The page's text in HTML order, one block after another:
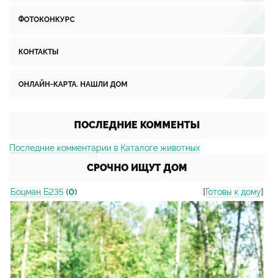
ФОТОКОНКУРС
КОНТАКТЫ
ОНЛАЙН-КАРТА. НАШЛИ ДОМ
ПОСЛЕДНИЕ КОММЕНТЫ
Последние комментарии в Каталоге животных
СРОЧНО ИЩУТ ДОМ
Боцман Б235 (0) [Готовы к дому]